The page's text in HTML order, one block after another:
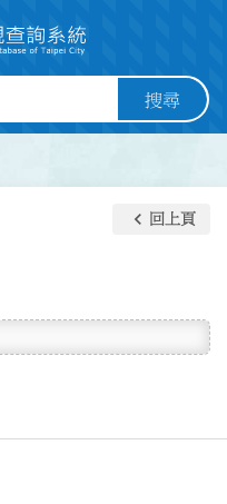
搜尋
keyboard_arrow_left 回上頁